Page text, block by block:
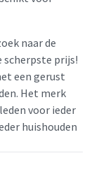
naar de
scherpste prijs!
een gerust
Het merk
voor ieder
huishouden